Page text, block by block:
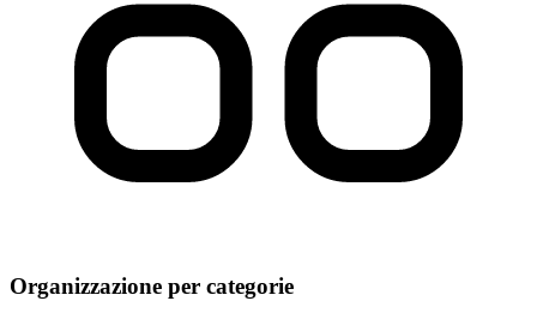
Organizzazione per categorie